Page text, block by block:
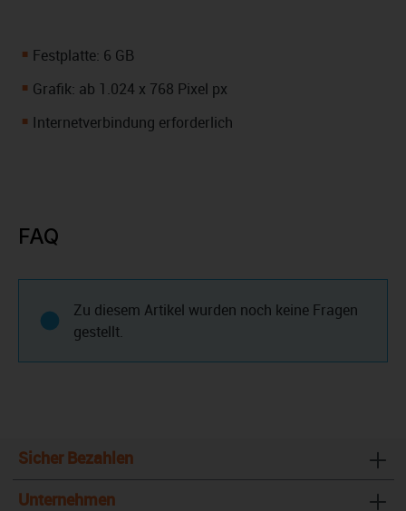
Festplatte: 6 GB
Grafik: ab 1.024 x 768 Pixel px
Internetverbindung erforderlich
FAQ
Zu diesem Artikel wurden noch keine Fragen
gestellt.
Sicher Bezahlen
Unternehmen